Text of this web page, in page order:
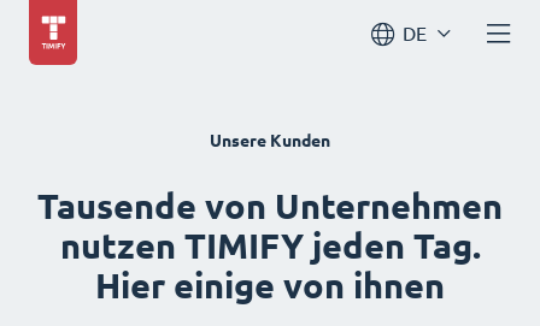
DE
Unsere Kunden
Tausende von Unternehmen
nutzen TIMIFY jeden Tag.
Hier einige von ihnen